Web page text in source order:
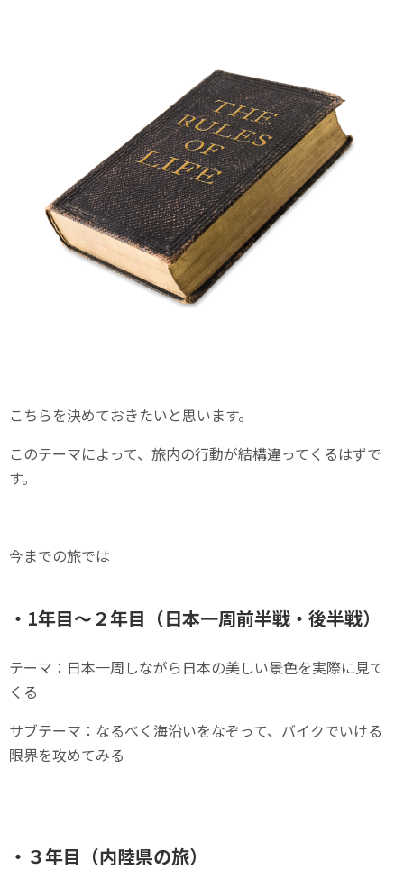
こちらを決めておきたいと思います。
このテーマによって、旅内の行動が結構違ってくるはずで
す。
今までの旅では
・1年目～２年目（日本一周前半戦・後半戦）
テーマ：日本一周しながら日本の美しい景色を実際に見て
くる
サブテーマ：なるべく海沿いをなぞって、バイクでいける
限界を攻めてみる
・３年目（内陸県の旅）